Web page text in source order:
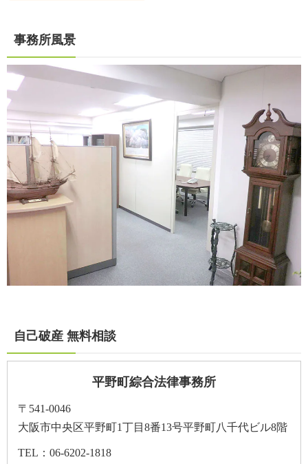
事務所風景
自己破産 無料相談
平野町綜合法律事務所
〒541-0046
大阪市中央区平野町1丁目8番13号平野町八千代ビル8階
TEL：06-6202-1818